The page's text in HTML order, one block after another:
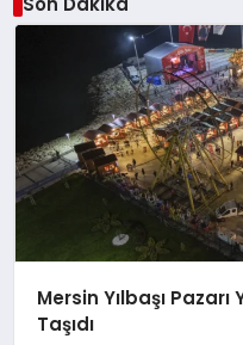
Mersin Yılbaşı
Taşıdı